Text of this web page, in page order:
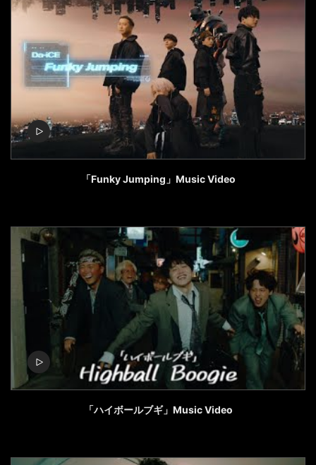
「Funky Jumping」Music Video
「ハイボールブギ」Music Video